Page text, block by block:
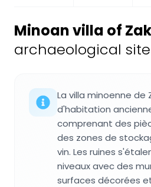
Minoan villa of
archaeological
La villa minoenne de
d'habitation
comprenant des
des zones de
vin. Les ruines
niveaux avec des
surfaces décorées